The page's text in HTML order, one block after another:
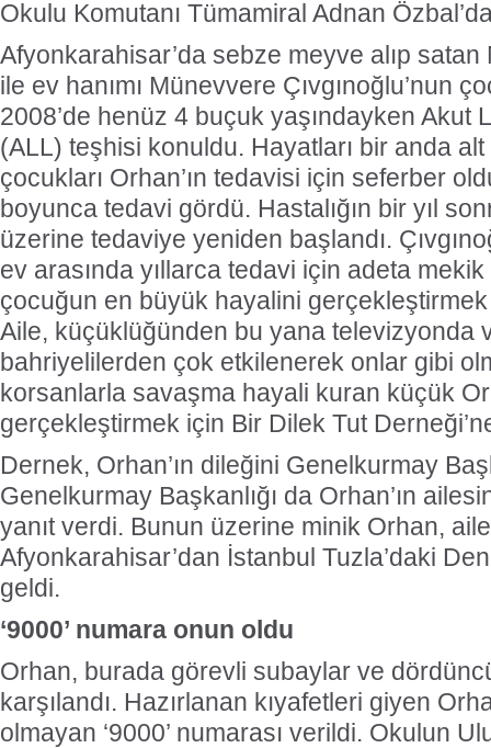
Okulu Komutanı Tümamiral Adnan
Afyonkarahisar’da sebze meyve alıp satan
ile ev hanımı Münevvere Çıvgınoğlu’nun
2008’de henüz 4 buçuk yaşındayken Akut
(ALL) teşhisi konuldu. Hayatları bir anda
çocukları Orhan’ın tedavisi için seferber
boyunca tedavi gördü. Hastalığın bir yıl
üzerine tedaviye yeniden başlandı.
ev arasında yıllarca tedavi için adeta
çocuğun en büyük hayalini
Aile, küçüklüğünden bu yana televizyonda
bahriyelilerden çok etkilenerek onlar gibi
korsanlarla savaşma hayali kuran küçük
gerçekleştirmek için Bir Dilek Tut
Dernek, Orhan’ın dileğini Genelkurmay
Genelkurmay Başkanlığı da Orhan’ın
yanıt verdi. Bunun üzerine minik Orhan,
Afyonkarahisar’dan İstanbul Tuzla’daki
geldi.
‘9000’ numara onun oldu
Orhan, burada görevli subaylar ve
karşılandı. Hazırlanan kıyafetleri giyen
olmayan ‘9000’ numarası verildi. Okulun